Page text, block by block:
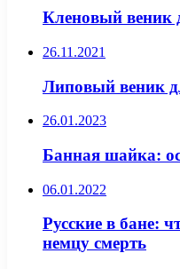
Кленовый веник
26.11.2021
Липовый веник
26.01.2023
Банная шайка:
06.01.2022
Русские в бане:
немцу смерть